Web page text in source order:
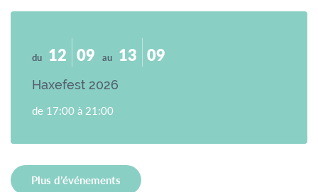
du 12 09 au 13 09
Haxefest 2026
de 17:00 à 21:00
Plus d’événements